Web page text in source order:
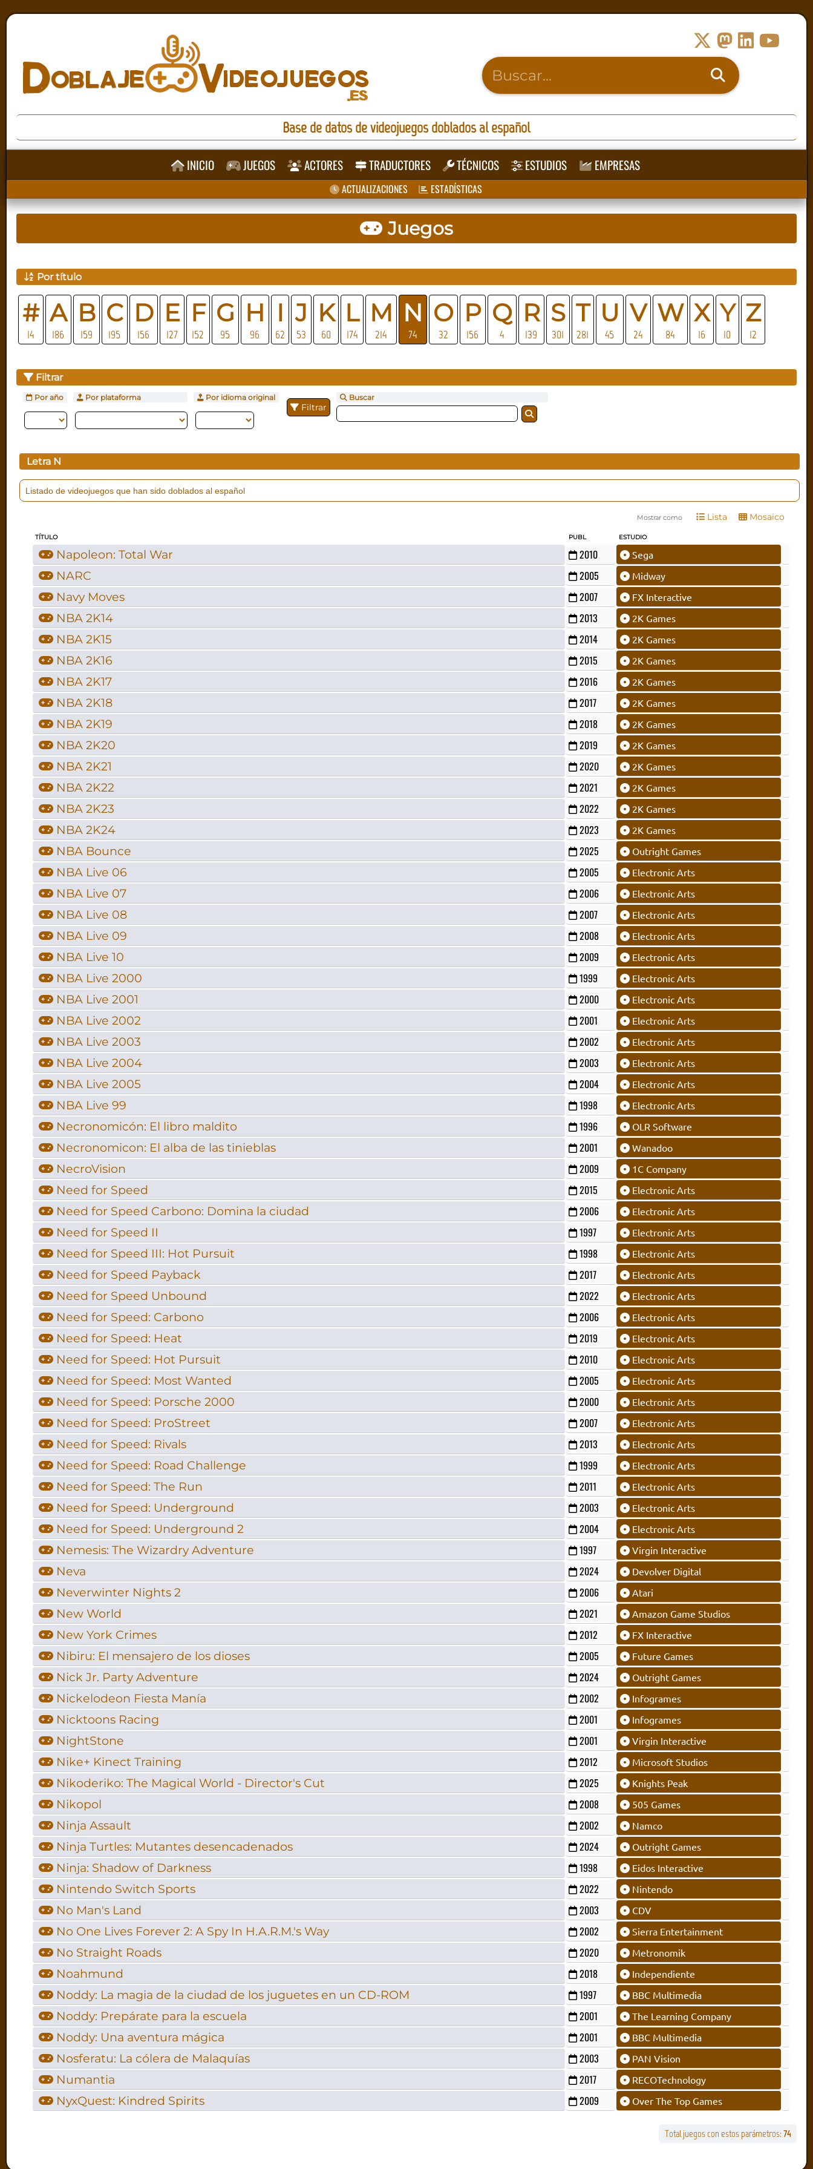
Base de datos de videojuegos doblados al español
INICIO JUEGOS ACTORES TRADUCTORES TÉCNICOS ESTUDIOS EMPRESAS
ACTUALIZACIONES ESTADÍSTICAS
Juegos
Por título
#
14
A
186
B
159
C
195
D
156
E
127
F
152
G
95
H
96
I
62
J
53
K
60
L
174
M
214
N
74
O
32
P
156
Q
4
R
139
S
301
T
281
U
45
V
24
W
84
X
16
Y
10
Z
12
Filtrar
Por año Por plataforma Por idioma original
Filtrar
Buscar
Letra N
Listado de videojuegos que han sido doblados al español
Mostrar como Lista Mosaico
TÍTULO PUBL ESTUDIO
Napoleon: Total War 2010 Sega
NARC 2005 Midway
Navy Moves 2007 FX Interactive
NBA 2K14 2013 2K Games
NBA 2K15 2014 2K Games
NBA 2K16 2015 2K Games
NBA 2K17 2016 2K Games
NBA 2K18 2017 2K Games
NBA 2K19 2018 2K Games
NBA 2K20 2019 2K Games
NBA 2K21 2020 2K Games
NBA 2K22 2021 2K Games
NBA 2K23 2022 2K Games
NBA 2K24 2023 2K Games
NBA Bounce 2025 Outright Games
NBA Live 06 2005 Electronic Arts
NBA Live 07 2006 Electronic Arts
NBA Live 08 2007 Electronic Arts
NBA Live 09 2008 Electronic Arts
NBA Live 10 2009 Electronic Arts
NBA Live 2000 1999 Electronic Arts
NBA Live 2001 2000 Electronic Arts
NBA Live 2002 2001 Electronic Arts
NBA Live 2003 2002 Electronic Arts
NBA Live 2004 2003 Electronic Arts
NBA Live 2005 2004 Electronic Arts
NBA Live 99 1998 Electronic Arts
Necronomicón: El libro maldito 1996 OLR Software
Necronomicon: El alba de las tinieblas 2001 Wanadoo
NecroVision 2009 1C Company
Need for Speed 2015 Electronic Arts
Need for Speed Carbono: Domina la ciudad 2006 Electronic Arts
Need for Speed II 1997 Electronic Arts
Need for Speed III: Hot Pursuit 1998 Electronic Arts
Need for Speed Payback 2017 Electronic Arts
Need for Speed Unbound 2022 Electronic Arts
Need for Speed: Carbono 2006 Electronic Arts
Need for Speed: Heat 2019 Electronic Arts
Need for Speed: Hot Pursuit 2010 Electronic Arts
Need for Speed: Most Wanted 2005 Electronic Arts
Need for Speed: Porsche 2000 2000 Electronic Arts
Need for Speed: ProStreet 2007 Electronic Arts
Need for Speed: Rivals 2013 Electronic Arts
Need for Speed: Road Challenge 1999 Electronic Arts
Need for Speed: The Run 2011 Electronic Arts
Need for Speed: Underground 2003 Electronic Arts
Need for Speed: Underground 2 2004 Electronic Arts
Nemesis: The Wizardry Adventure 1997 Virgin Interactive
Neva 2024 Devolver Digital
Neverwinter Nights 2 2006 Atari
New World 2021 Amazon Game Studios
New York Crimes 2012 FX Interactive
Nibiru: El mensajero de los dioses 2005 Future Games
Nick Jr. Party Adventure 2024 Outright Games
Nickelodeon Fiesta Manía 2002 Infogrames
Nicktoons Racing 2001 Infogrames
NightStone 2001 Virgin Interactive
Nike+ Kinect Training 2012 Microsoft Studios
Nikoderiko: The Magical World - Director's Cut 2025 Knights Peak
Nikopol 2008 505 Games
Ninja Assault 2002 Namco
Ninja Turtles: Mutantes desencadenados 2024 Outright Games
Ninja: Shadow of Darkness 1998 Eidos Interactive
Nintendo Switch Sports 2022 Nintendo
No Man's Land 2003 CDV
No One Lives Forever 2: A Spy In H.A.R.M.'s Way 2002 Sierra Entertainment
No Straight Roads 2020 Metronomik
Noahmund 2018 Independiente
Noddy: La magia de la ciudad de los juguetes en un CD-ROM 1997 BBC Multimedia
Noddy: Prepárate para la escuela 2001 The Learning Company
Noddy: Una aventura mágica 2001 BBC Multimedia
Nosferatu: La cólera de Malaquías 2003 PAN Vision
Numantia 2017 RECOTechnology
NyxQuest: Kindred Spirits 2009 Over The Top Games
Total juegos con estos parámetros:74